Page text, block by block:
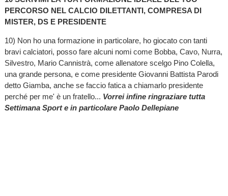
PERCORSO NEL CALCIO DILETTANTI, COMPRESA DI
MISTER, DS E PRESIDENTE
10) Non ho una formazione in particolare, ho giocato con tanti
bravi calciatori, posso fare alcuni nomi come Bobba, Cavo, Nurra,
Silvestro, Mario Cannistrà, come allenatore scelgo Pino Colella,
una grande persona, e come presidente Giovanni Battista Parodi
detto Giamba, anche se faccio fatica a chiamarlo presidente
perché per me' è un fratello... Vorrei infine ringraziare tutta
Settimana Sport e in particolare Paolo Dellepiane